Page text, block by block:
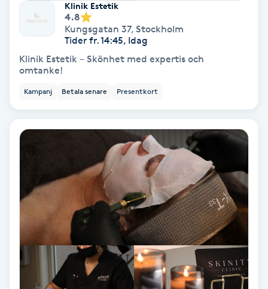
Skoinlägg
Skägg
Skäggfärgning
Skäggtrimmning
Skönhet
Slingor
Klinik Estetik
4.8
Kungsgatan 37, Stockholm
Tider fr. 14:45, Idag
Klinik Estetik – Skönhet med expertis och
omtanke!
Kampanj Betala senare Presentkort